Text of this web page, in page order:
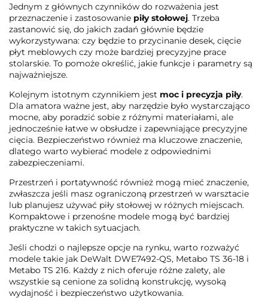
Jednym z głównych czynników do rozważenia jest
przeznaczenie i zastosowanie piły stołowej. Trzeba
zastanowić się, do jakich zadań głównie będzie
wykorzystywana: czy będzie to przycinanie desek, cięcie
płyt meblowych czy może bardziej precyzyjne prace
stolarskie. To pomoże określić, jakie funkcje i parametry są
najważniejsze.
Kolejnym istotnym czynnikiem jest moc i precyzja piły.
Dla amatora ważne jest, aby narzędzie było wystarczająco
mocne, aby poradzić sobie z różnymi materiałami, ale
jednocześnie łatwe w obsłudze i zapewniające precyzyjne
cięcia. Bezpieczeństwo również ma kluczowe znaczenie,
dlatego warto wybierać modele z odpowiednimi
zabezpieczeniami.
Przestrzeń i portatywność również mogą mieć znaczenie,
zwłaszcza jeśli masz ograniczoną przestrzeń w warsztacie
lub planujesz używać piły stołowej w różnych miejscach.
Kompaktowe i przenośne modele mogą być bardziej
praktyczne w takich sytuacjach.
Jeśli chodzi o najlepsze opcje na rynku, warto rozważyć
modele takie jak DeWalt DWE7492-QS, Metabo TS 36-18 i
Metabo TS 216. Każdy z nich oferuje różne zalety, ale
wszystkie są cenione za solidną konstrukcję, wysoką
wydajność i bezpieczeństwo użytkowania.